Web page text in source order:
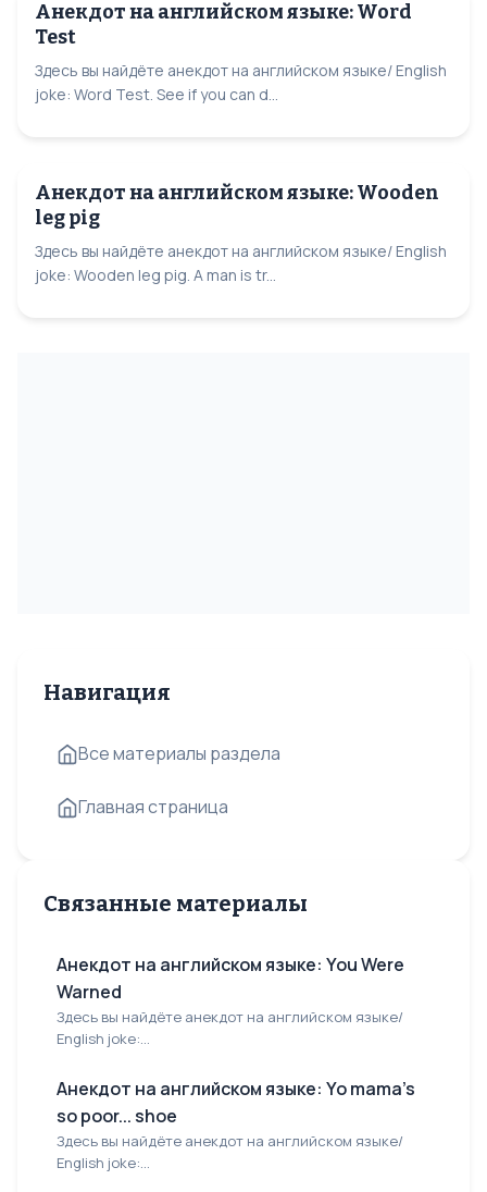
Анекдот на английском языке: Word
Test
Здесь вы найдёте анекдот на английском языке/ English
joke: Word Test. See if you can d...
Анекдот на английском языке: Wooden
leg pig
Здесь вы найдёте анекдот на английском языке/ English
joke: Wooden leg pig. A man is tr...
Навигация
Все материалы раздела
Главная страница
Связанные материалы
Анекдот на английском языке: You Were
Warned
Здесь вы найдёте анекдот на английском языке/
English joke:...
Анекдот на английском языке: Yo mama's
so poor... shoe
Здесь вы найдёте анекдот на английском языке/
English joke:...